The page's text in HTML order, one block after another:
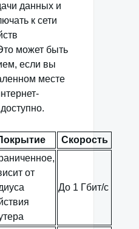
данных и
к сети
может быть
если вы
месте
Скорость
от
До 1 Гбит/с